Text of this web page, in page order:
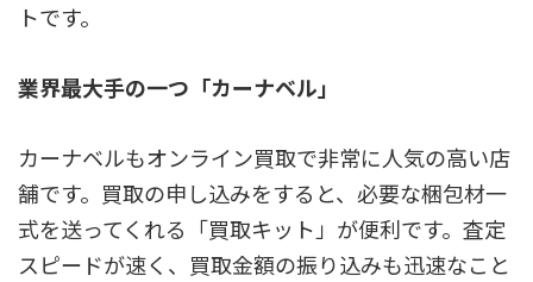
トです。
業界最大手の一つ「カーナベル」
カーナベルもオンライン買取で非常に人気の高い店
舗です。買取の申し込みをすると、必要な梱包材一
式を送ってくれる「買取キット」が便利です。 査定
スピードが速く、買取金額の振り込みも迅速なこと